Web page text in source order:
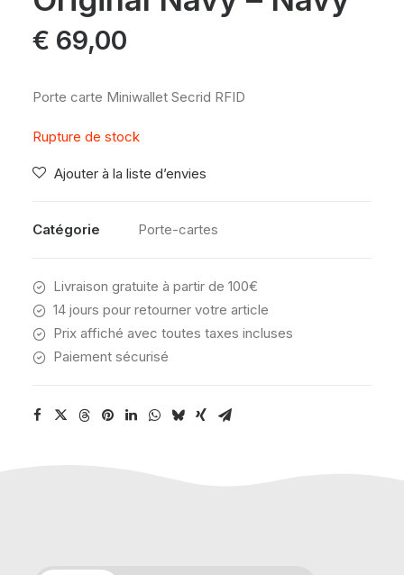
€ 69,00
Porte carte Miniwallet Secrid RFID
Rupture de stock
Ajouter à la liste d’envies
Catégorie Porte-cartes
Livraison gratuite à partir de 100€
14 jours pour retourner votre article
Prix affiché avec toutes taxes incluses
Paiement sécurisé